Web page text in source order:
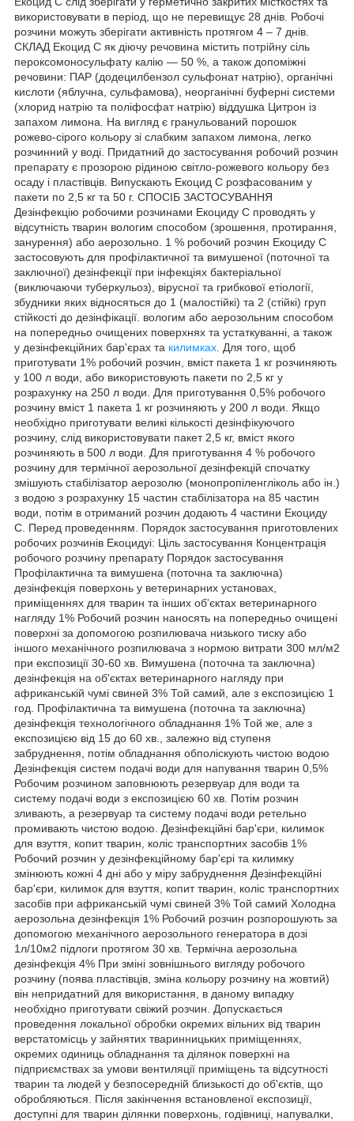
використовувати в період, що не перевищує 28 днів. Робочі
розчини можуть зберігати активність протягом 4 – 7 днів.
СКЛАД Екоцид С як діючу речовина містить потрійну сіль
пероксомоносульфату калію — 50 %, а також допоміжні
речовини: ПАР (додецилбензол сульфонат натрію), органічні
кислоти (яблучна, сульфамова), неорганічні буферні системи
(хлорид натрію та поліфосфат натрію) віддушка Цитрон із
запахом лимона. На вигляд є гранульований порошок
рожево-сірого кольору зі слабким запахом лимона, легко
розчинний у воді. Придатний до застосування робочий розчин
препарату є прозорою рідиною світло-рожевого кольору без
осаду і пластівців. Випускають Екоцид С розфасованим у
пакети по 2,5 кг та 50 г. СПОСІБ ЗАСТОСУВАННЯ
Дезінфекцію робочими розчинами Екоциду С проводять у
відсутність тварин вологим способом (зрошення, протирання,
занурення) або аерозольно. 1 % робочий розчин Екоциду С
застосовують для профілактичної та вимушеної (поточної та
заключної) дезінфекції при інфекціях бактеріальної
(виключаючи туберкульоз), вірусної та грибкової етіології,
збудники яких відносяться до 1 (малостійкі) та 2 (стійкі) груп
стійкості до дезінфікації. вологим або аерозольним способом
на попередньо очищених поверхнях та устаткуванні, а також
у дезінфекційних бар'єрах та килимках . Для того, щоб
приготувати 1% робочий розчин, вміст пакета 1 кг розчиняють
у 100 л води, або використовують пакети по 2,5 кг у
розрахунку на 250 л води. Для приготування 0,5% робочого
розчину вміст 1 пакета 1 кг розчиняють у 200 л води. Якщо
необхідно приготувати великі кількості дезінфікуючого
розчину, слід використовувати пакет 2,5 кг, вміст якого
розчиняють в 500 л води. Для приготування 4 % робочого
розчину для термічної аерозольної дезінфекцій спочатку
змішують стабілізатор аерозолю (монопропіленгліколь або ін.)
з водою з розрахунку 15 частин стабілізатора на 85 частин
води, потім в отриманий розчин додають 4 частини Екоциду
С. Перед проведенням. Порядок застосування приготовлених
робочих розчинів Екоцидуі: Ціль застосування Концентрація
робочого розчину препарату Порядок застосування
Профілактична та вимушена (поточна та заключна)
дезінфекція поверхонь у ветеринарних установах,
приміщеннях для тварин та інших об'єктах ветеринарного
нагляду 1% Робочий розчин наносять на попередньо очищені
поверхні за допомогою розпилювача низького тиску або
іншого механічного розпилювача з нормою витрати 300 мл/м2
при експозиції 30-60 хв. Вимушена (поточна та заключна)
дезінфекція на об'єктах ветеринарного нагляду при
африканській чумі свиней 3% Той самий, але з експозицією 1
год. Профілактична та вимушена (поточна та заключна)
дезінфекція технологічного обладнання 1% Той же, але з
експозицією від 15 до 60 хв., залежно від ступеня
забруднення, потім обладнання обполіскують чистою водою
Дезінфекція систем подачі води для напування тварин 0,5%
Робочим розчином заповнюють резервуар для води та
систему подачі води з експозицією 60 хв. Потім розчин
зливають, а резервуар та систему подачі води ретельно
промивають чистою водою. Дезінфекційні бар'єри, килимок
для взуття, копит тварин, коліс транспортних засобів 1%
Робочий розчин у дезінфекційному бар'єрі та килимку
змінюють кожні 4 дні або у міру забруднення Дезінфекційні
бар'єри, килимок для взуття, копит тварин, коліс транспортних
засобів при африканській чумі свиней 3% Той самий Холодна
аерозольна дезінфекція 1% Робочий розчин розпорошують за
допомогою механічного аерозольного генератора в дозі
1л/10м2 підлоги протягом 30 хв. Термічна аерозольна
дезінфекція 4% При зміні зовнішнього вигляду робочого
розчину (поява пластівців, зміна кольору розчину на жовтий)
він непридатний для використання, в даному випадку
необхідно приготувати свіжий розчин. Допускається
проведення локальної обробки окремих вільних від тварин
верстатомісць у зайнятих тваринницьких приміщеннях,
окремих одиниць обладнання та ділянок поверхні на
підприємствах за умови вентиляції приміщень та відсутності
тварин та людей у безпосередній близькості до об'єктів, що
обробляються. Після закінчення встановленої експозиції,
доступні для тварин ділянки поверхонь, годівниці, напувалки,